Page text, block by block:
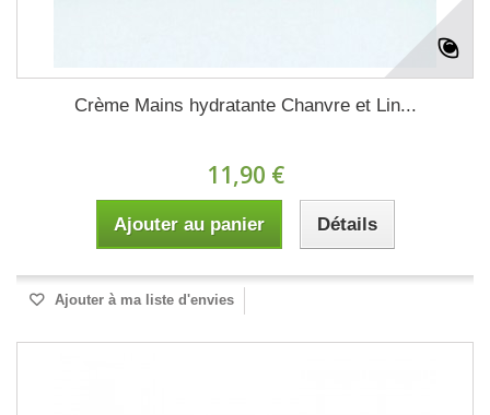
Crème Mains hydratante Chanvre et Lin...
11,90 €
Ajouter au panier Détails
Ajouter à ma liste d'envies